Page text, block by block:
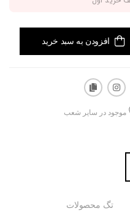
افزودن به سبد خرید
موجود در سایر شعب
تگ محصولات